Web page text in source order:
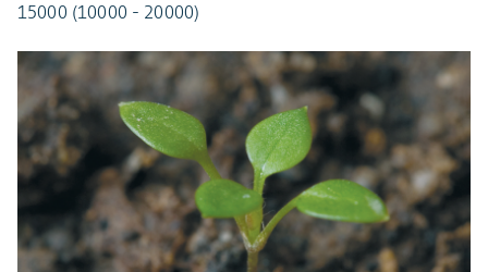
15000 (10000 - 20000)